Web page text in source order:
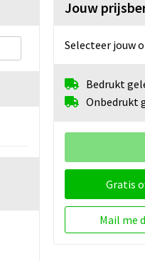
Jouw
Selecteer jouw
Bedrukt
Onbedrukt
Gratis
Mail me